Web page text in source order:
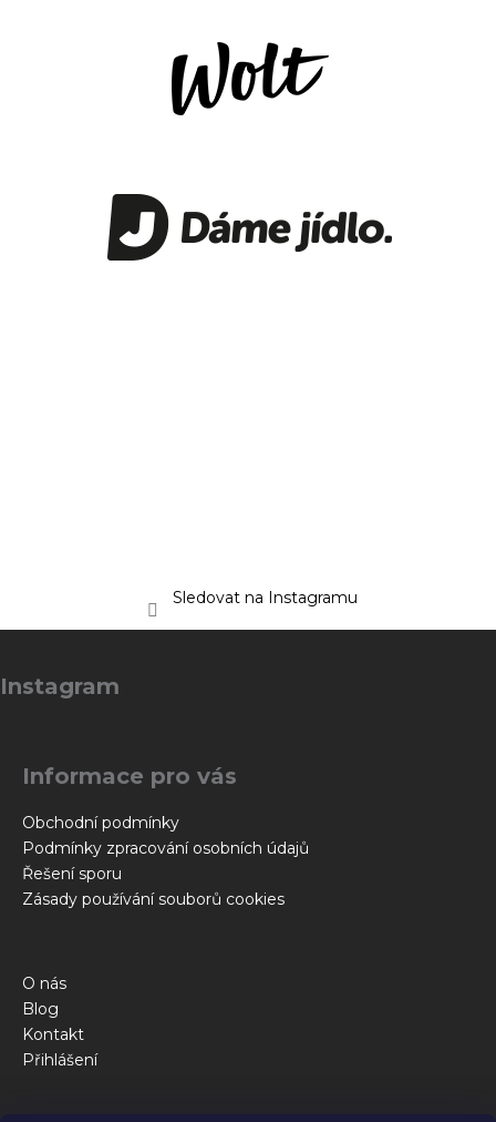
Sledovat na Instagramu
á
p
Instagram
Informace pro vás
Obchodní podmínky
Podmínky zpracování osobních údajů
Řešení sporu
Zásady používání souborů cookies
O nás
Blog
Kontakt
Přihlášení